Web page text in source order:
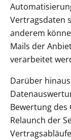
Vertragsdaten
anderem
Mails der
verarbeitet
Darüber
Bewertung
Relaunch der